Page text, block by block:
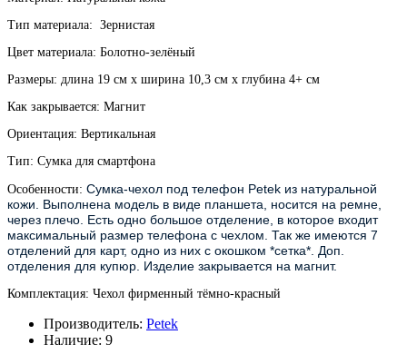
Тип материала: Зернистая
Цвет материала: Болотно-зелёный
Размеры: длина 19 см х ширина 10,3 см х глубина 4+ см
Как закрывается: Магнит
Ориентация: Вертикальная
Тип: Сумка для смартфона
Особенности: Сумка-чехол под телефон Petek из натуральной
кожи. Выполнена модель в виде планшета, носится на ремне,
через плечо. Есть одно большое отделение, в которое входит
максимальный размер телефона с чехлом. Так же имеются 7
отделений для карт, одно из них с окошком *сетка*. Доп.
отделения для купюр. Изделие закрывается на магнит.
Комплектация: Чехол фирменный тёмно-красный
Производитель: Petek
Наличие: 9